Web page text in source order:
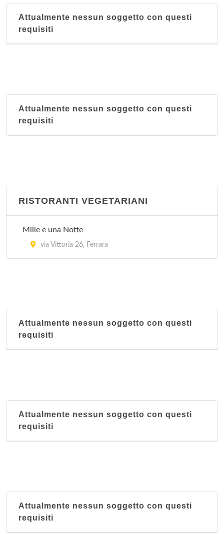
Attualmente nessun soggetto con questi
requisiti
Attualmente nessun soggetto con questi
requisiti
RISTORANTI VEGETARIANI
Mille e una Notte
via Vittoria 26, Ferrara
Attualmente nessun soggetto con questi
requisiti
Attualmente nessun soggetto con questi
requisiti
Attualmente nessun soggetto con questi
requisiti